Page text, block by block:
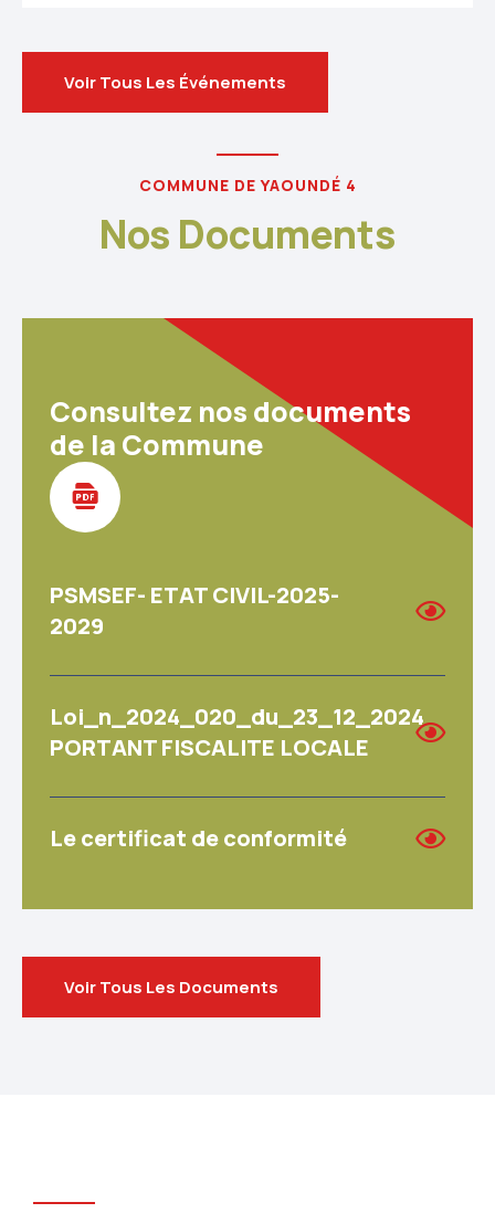
Voir Tous Les Événements
COMMUNE DE YAOUNDÉ 4
Nos Documents
Consultez nos documents
PSMSEF- ETAT CIVIL-2025-
2029
Loi_n_2024_020_du_23_12_2024
PORTANT FISCALITE LOCALE
Le certificat de conformité
Voir Tous Les Documents